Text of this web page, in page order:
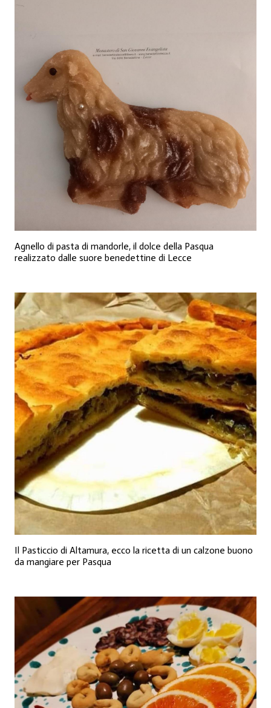
Agnello di pasta di mandorle, il dolce della Pasqua
realizzato dalle suore benedettine di Lecce
Il Pasticcio di Altamura, ecco la ricetta di un calzone buono
da mangiare per Pasqua